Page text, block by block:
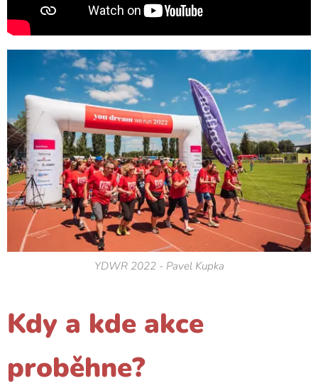
YDWR 2022 - Pavel Kupka
Kdy a kde akce
proběhne?